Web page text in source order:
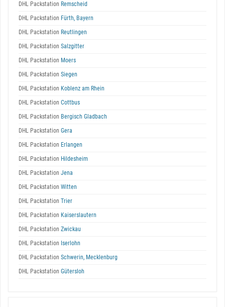
DHL Packstation Remscheid
DHL Packstation Fürth, Bayern
DHL Packstation Reutlingen
DHL Packstation Salzgitter
DHL Packstation Moers
DHL Packstation Siegen
DHL Packstation Koblenz am Rhein
DHL Packstation Cottbus
DHL Packstation Bergisch Gladbach
DHL Packstation Gera
DHL Packstation Erlangen
DHL Packstation Hildesheim
DHL Packstation Jena
DHL Packstation Witten
DHL Packstation Trier
DHL Packstation Kaiserslautern
DHL Packstation Zwickau
DHL Packstation Iserlohn
DHL Packstation Schwerin, Mecklenburg
DHL Packstation Gütersloh